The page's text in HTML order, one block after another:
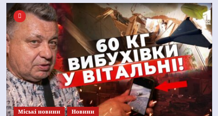
Mіські новини Новини